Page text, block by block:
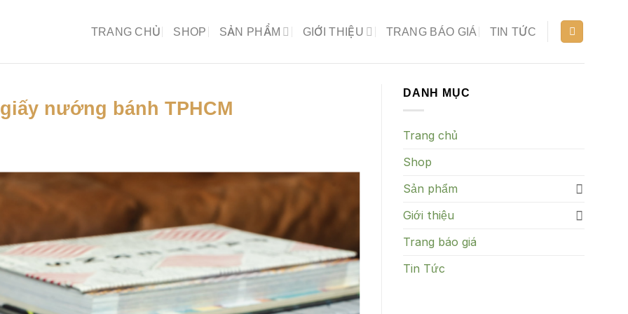
TRANG CHỦ SHOP SẢN PHẨM GIỚI THIỆU TRANG BÁO GIÁ TIN TỨC
nướng bánh TPHCM
DANH MỤC
Trang chủ
Shop
Sản phẩm
Giới thiệu
Trang báo giá
Tin Tức